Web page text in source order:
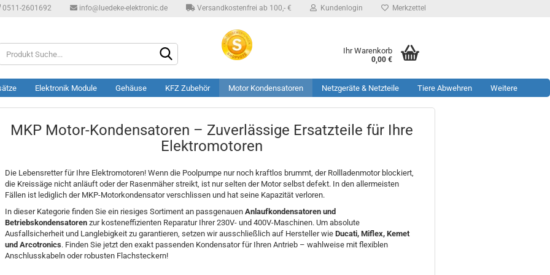
0511-2601692 info@luedeke-elektronic.de Versandkostenfrei ab 100,- € Kundenlogin Merkzettel
Produkt
Ihr Warenkorb
0,00 €
Elektronik Module Gehäuse KFZ Zubehör Motor Kondensatoren Netzgeräte & Netzteile Tiere Abwehren Weitere
MKP Motor-Kondensatoren – Zuverlässige Ersatzteile für Ihre
Elektromotoren
Die Lebensretter für Ihre Elektromotoren! Wenn die Poolpumpe nur noch kraftlos brummt, der Rollladenmotor blockiert,
die Kreissäge nicht anläuft oder der Rasenmäher streikt, ist nur selten der Motor selbst defekt. In den allermeisten
Fällen ist lediglich der MKP-Motorkondensator verschlissen und hat seine Kapazität verloren.
In dieser Kategorie finden Sie ein riesiges Sortiment an passgenauen Anlaufkondensatoren und
Betriebskondensatorenzur kosteneffizienten Reparatur Ihrer 230V- und 400V-Maschinen. Um absolute
Ausfallsicherheit und Langlebigkeit zu garantieren, setzen wir ausschließlich auf Hersteller wie Ducati, Miflex, Kemet
und Arcotronics. Finden Sie jetzt den exakt passenden Kondensator für Ihren Antrieb – wahlweise mit flexiblen
Anschlusskabeln oder robusten Flachsteckern!